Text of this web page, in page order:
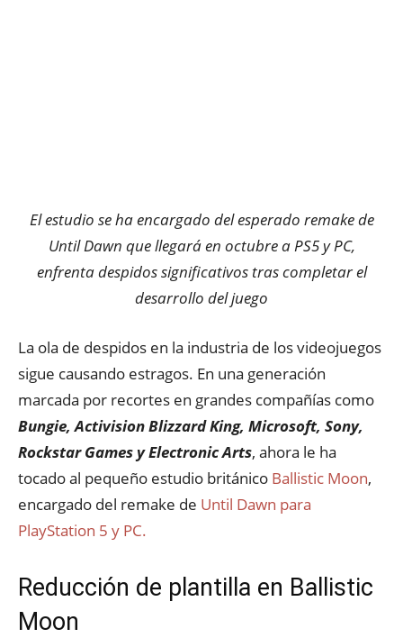
El estudio se ha encargado del esperado remake de
Until Dawn que llegará en octubre a PS5 y PC,
enfrenta despidos significativos tras completar el
desarrollo del juego
La ola de despidos en la industria de los videojuegos
sigue causando estragos. En una generación
marcada por recortes en grandes compañías como
Bungie, Activision Blizzard King, Microsoft, Sony,
Rockstar Games y Electronic Arts, ahora le ha
tocado al pequeño estudio británico Ballistic Moon,
encargado del remake de Until Dawn para
PlayStation 5 y PC.
Reducción de plantilla en Ballistic
Moon